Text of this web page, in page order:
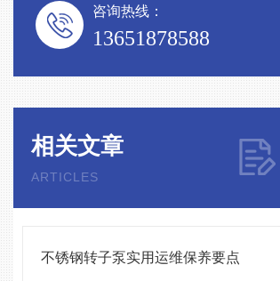
咨询热线：
13651878588
相关文章
ARTICLES
不锈钢转子泵实用运维保养要点